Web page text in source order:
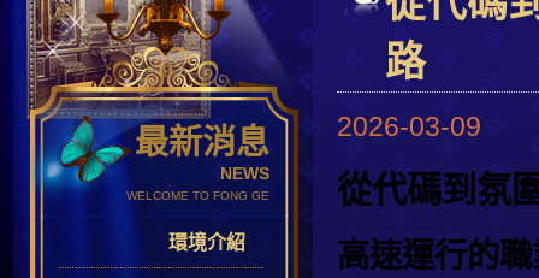
最新消息
NEWS
WELCOME TO FONG GE
環境介紹
路
2026-03-09
從代碼到氛
高速運行的